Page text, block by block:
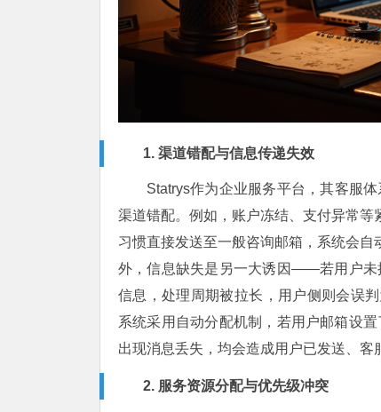
1. 渠道错配与信息传递失效
Statrys作为企业服务平台，其客服
渠道错配。例如，账户冻结、支付异常等
习惯直接发送至一般咨询邮箱，系统会自
外，信息缺失是另一大诱因——若用户未
信息，处理周期被拉长，用户侧则会误
系统采用自动分配机制，若用户邮箱设
出现消息丢失，均会造成用户已发送、客
2. 服务资源分配与优先级冲突